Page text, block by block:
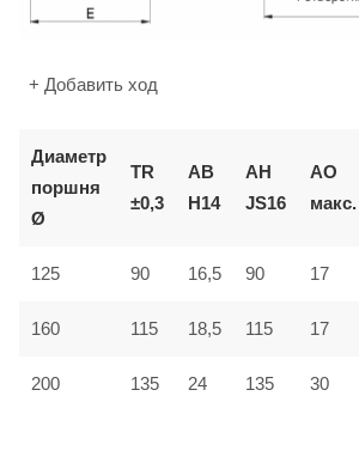
+ Добавить ход
Диаметр
поршня
Ø
TR
±0,3
AB
H14
AH
JS16
AO
макс.
125 90 16,5 90 17
160 115 18,5 115 17
200 135 24 135 30